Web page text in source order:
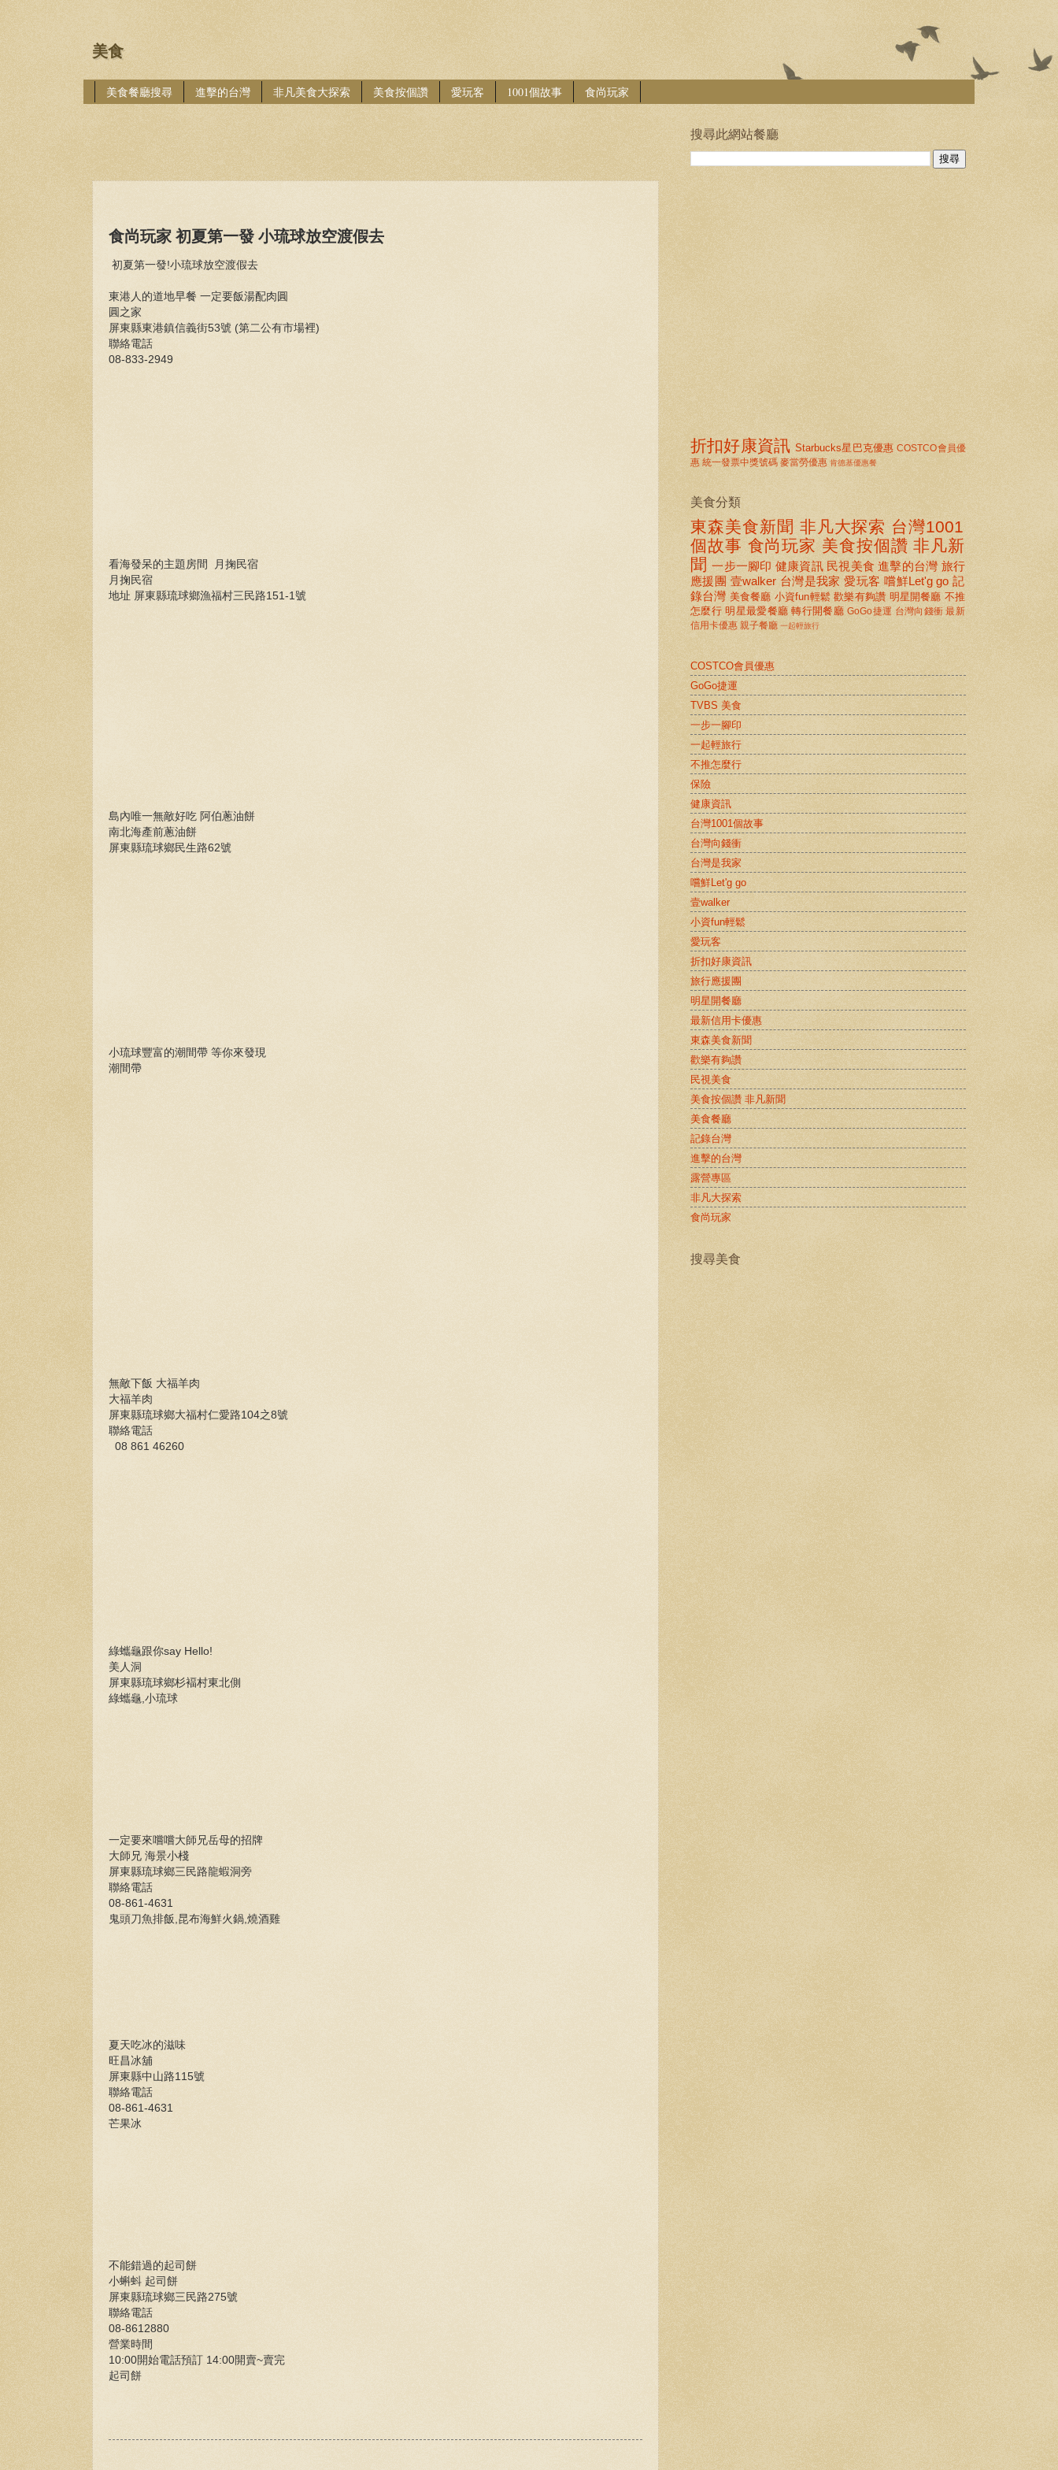
美食
美食餐廳搜尋 進擊的台灣 非凡美食大探索 美食按個讚 愛玩客 1001個故事 食尚玩家
食尚玩家 初夏第一發 小琉球放空渡假去
初夏第一發!小琉球放空渡假去
東港人的道地早餐 一定要飯湯配肉圓
圓之家
屏東縣東港鎮信義街53號 (第二公有市場裡)
聯絡電話
08-833-2949
看海發呆的主題房間 月掬民宿
月掬民宿
地址 屏東縣琉球鄉漁福村三民路151-1號
島內唯一無敵好吃 阿伯蔥油餅
南北海產前蔥油餅
屏東縣琉球鄉民生路62號
小琉球豐富的潮間帶 等你來發現
潮間帶
無敵下飯 大福羊肉
大福羊肉
屏東縣琉球鄉大福村仁愛路104之8號
聯絡電話
08 861 46260
綠蠵龜跟你say Hello!
美人洞
屏東縣琉球鄉杉褔村東北側
綠蠵龜,小琉球
一定要來嚐嚐大師兄岳母的招牌
大師兄 海景小棧
屏東縣琉球鄉三民路龍蝦洞旁
聯絡電話
08-861-4631
鬼頭刀魚排飯,昆布海鮮火鍋,燒酒雞
夏天吃冰的滋味
旺昌冰舖
屏東縣中山路115號
聯絡電話
08-861-4631
芒果冰
不能錯過的起司餅
小蝌蚪 起司餅
屏東縣琉球鄉三民路275號
聯絡電話
08-8612880
營業時間
10:00開始電話預訂 14:00開賣~賣完
起司餅
搜尋此網站餐廳
折扣好康資訊 Starbucks星巴克優惠 COSTCO會員優
惠 統一發票中獎號碼 麥當勞優惠 肯德基優惠餐
美食分類
東森美食新聞 非凡大探索 台灣1001
個故事 食尚玩家 美食按個讚 非凡新
聞 一步一腳印 健康資訊 民視美食 進擊的台灣 旅行
應援團 壹walker 台灣是我家 愛玩客 嚐鮮Let'g go 記
錄台灣 美食餐廳 小資fun輕鬆 歡樂有夠讚 明星開餐廳 不推
怎麼行 明星最愛餐廳 轉行開餐廳 GoGo捷運 台灣向錢衝 最新
信用卡優惠 親子餐廳 一起輕旅行
COSTCO會員優惠
GoGo捷運
TVBS 美食
一步一腳印
一起輕旅行
不推怎麼行
保險
健康資訊
台灣1001個故事
台灣向錢衝
台灣是我家
嚐鮮Let'g go
壹walker
小資fun輕鬆
愛玩客
折扣好康資訊
旅行應援團
明星開餐廳
最新信用卡優惠
東森美食新聞
歡樂有夠讚
民視美食
美食按個讚 非凡新聞
美食餐廳
記錄台灣
進擊的台灣
露營專區
非凡大探索
食尚玩家
搜尋美食